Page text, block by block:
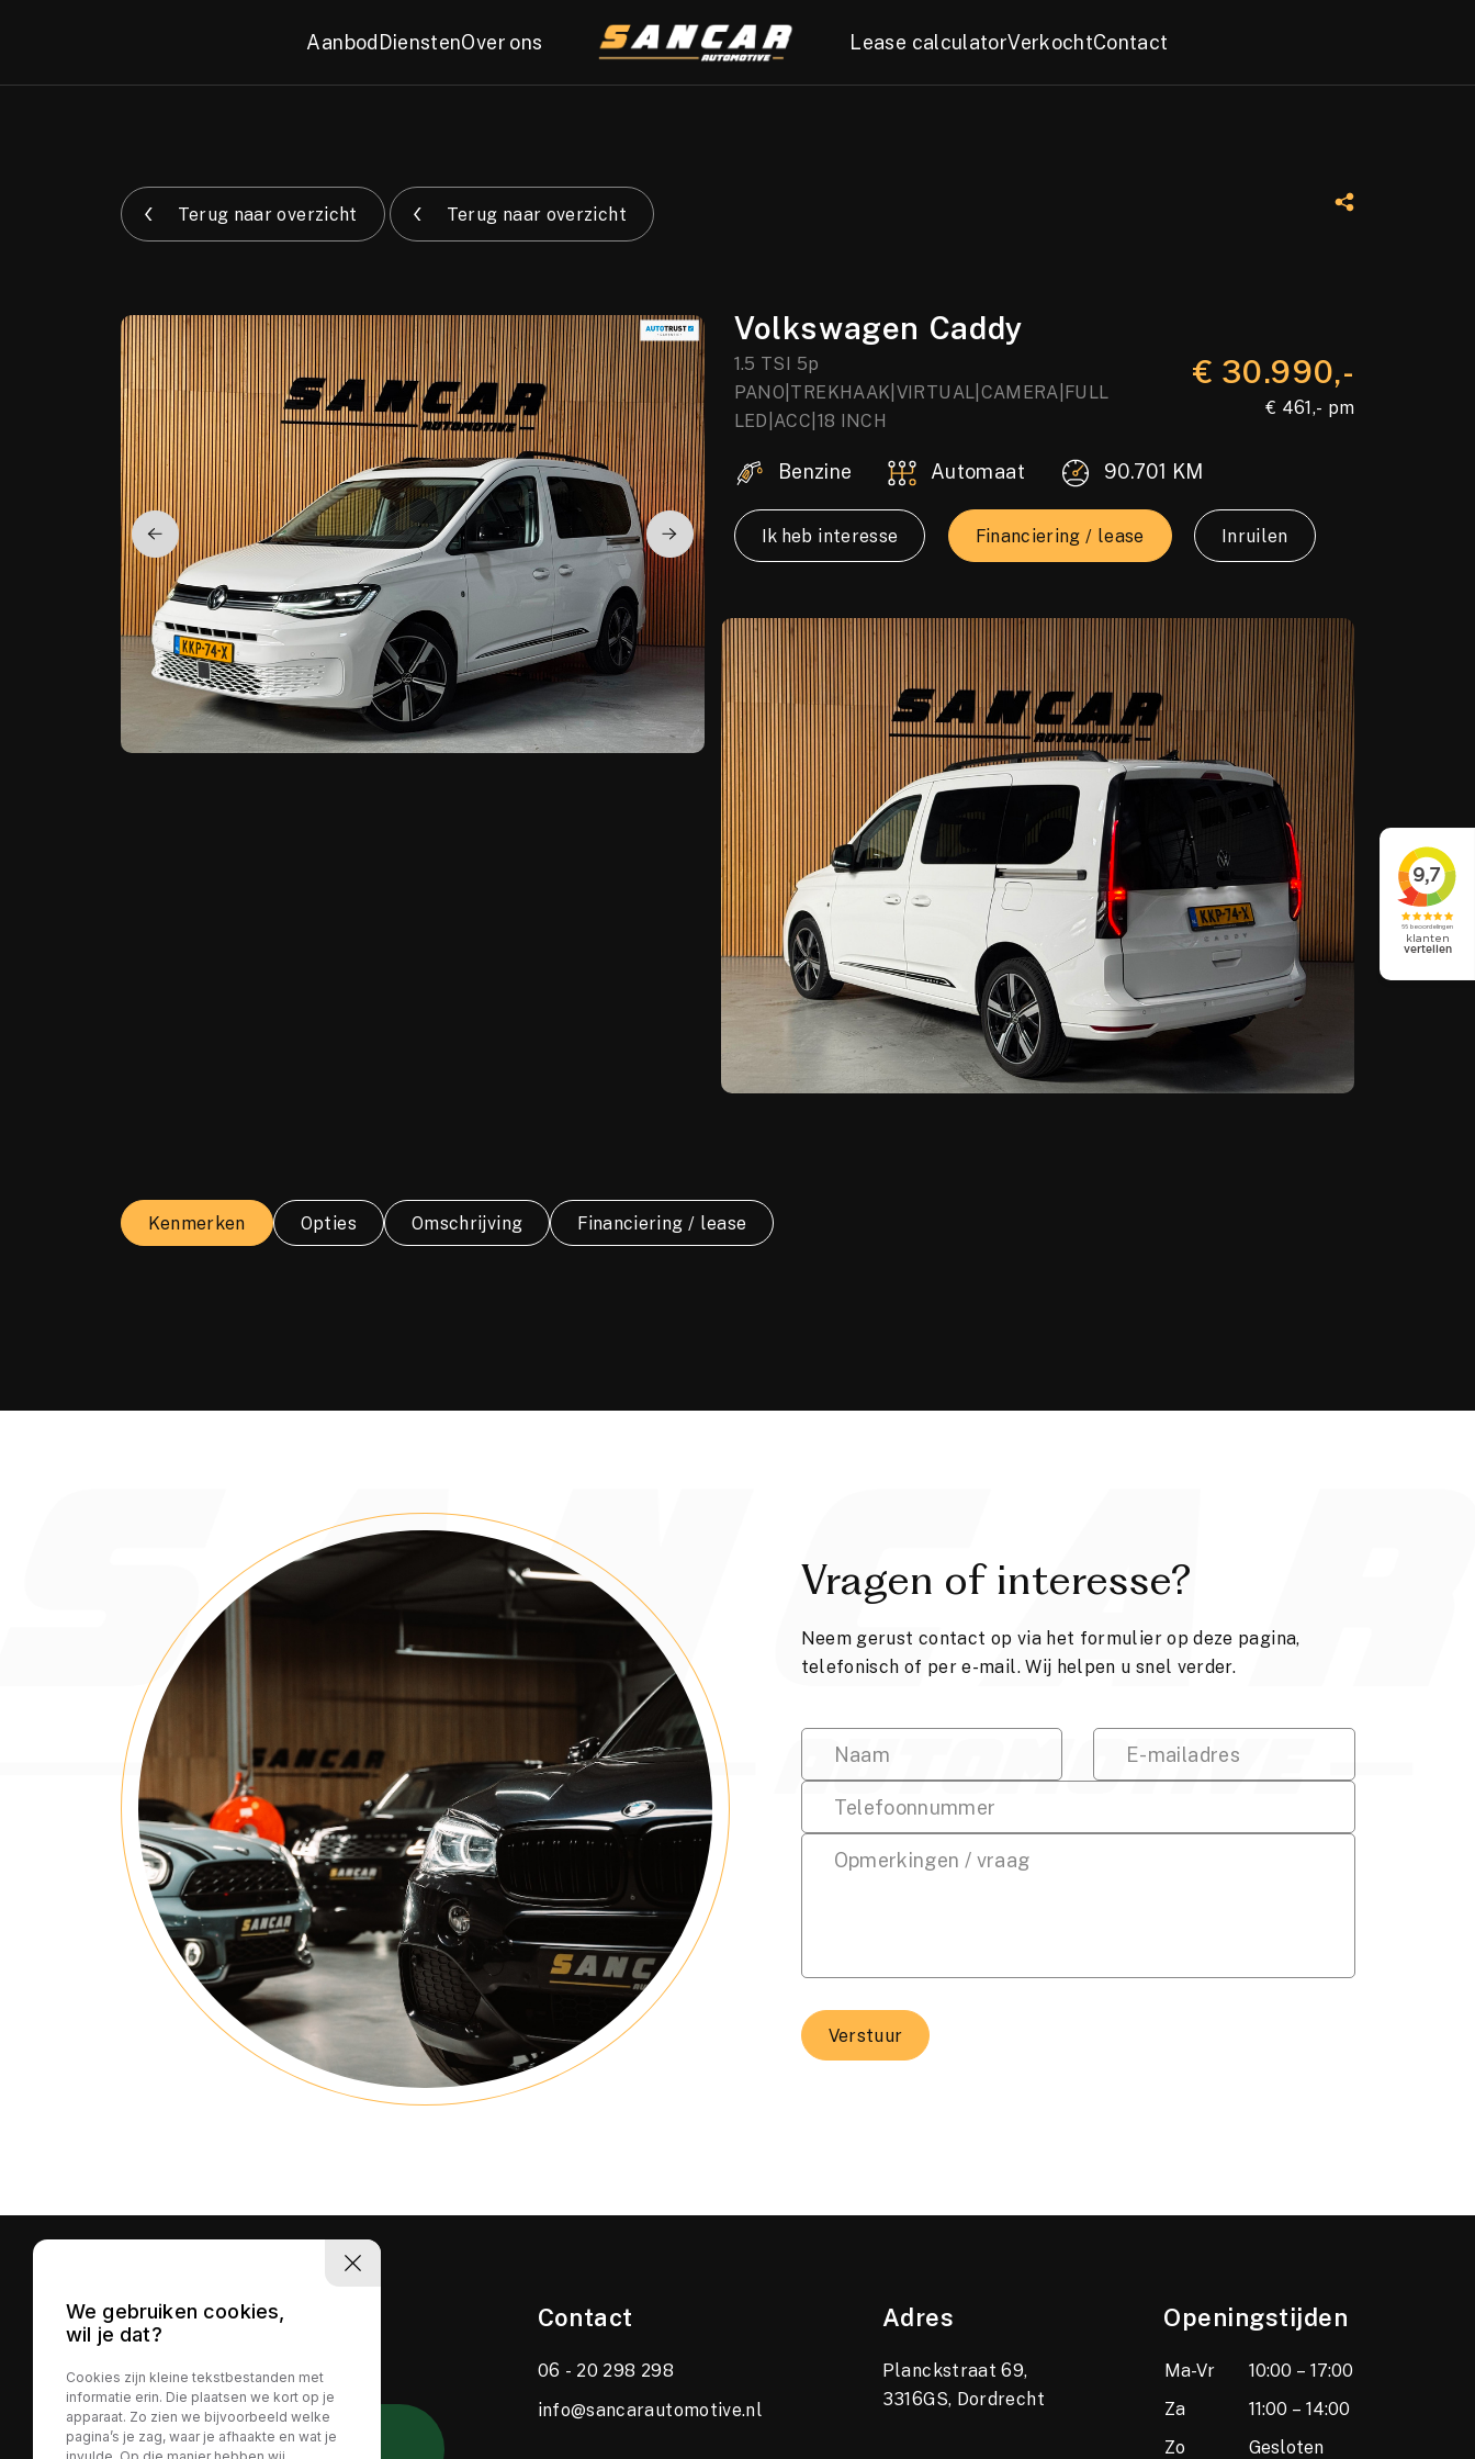
AanbodDienstenOver ons Lease calculatorVerkochtContact
Terug naar overzicht Terug naar overzicht
Volkswagen Caddy
1.5 TSI 5p
PANO|TREKHAAK|VIRTUAL|CAMERA|FULL
LED|ACC|18 INCH
€ 30.990,-
€ 461,- pm
Benzine Automaat 90.701 KM
Ik heb interesse Financiering / lease Inruilen
Kenmerken Opties Omschrijving Financiering / lease
Vragen of interesse?
Neem gerust contact op via het formulier op deze pagina,
telefonisch of per e-mail. Wij helpen u snel verder.
Verstuur
Whatsapp direct
Contact
06 - 20 298 298
info@sancarautomotive.nl
Adres
Planckstraat 69,
3316GS, Dordrecht
Openingstijden
Ma-Vr
10:00 – 17:00
Za
11:00 – 14:00
Zo
Gesloten
We gebruiken cookies,
wil je dat?
Cookies zijn kleine tekstbestanden met
informatie erin. Die plaatsen we kort op je
apparaat. Zo zien we bijvoorbeeld welke
pagina’s je zag, waar je afhaakte en wat je